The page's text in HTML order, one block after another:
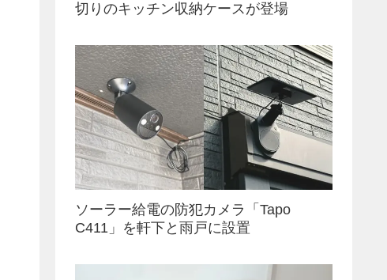
切りのキッチン収納ケースが登場
ソーラー給電の防犯カメラ「Tapo
C411」を軒下と雨戸に設置